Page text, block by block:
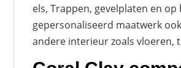
els, Trappen, gevelplaten en op
gepersonaliseerd maatwerk
andere interieur zoals vloeren,